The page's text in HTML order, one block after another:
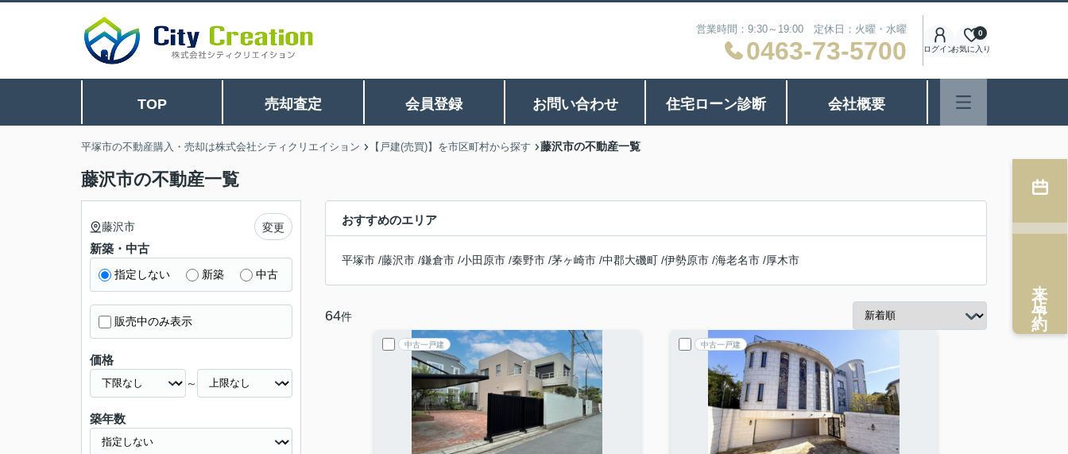
営業時間：9:30～19:00 定休日：火曜・水曜
0463-73-5700 ログインお気に入り
0
TOP 売却査定 会員登録 お問い合わせ 住宅ローン診断 会社概要
平塚市の不動産購入・売却は株式会社シティクリエイション 【戸建(売買)】を市区町村から探す 藤沢市の不動産一覧
藤沢市の不動産一覧
おすすめのエリア
平塚市 /藤沢市 /鎌倉市 /小田原市 /秦野市 /茅ヶ崎市 /中郡大磯町 /伊勢原市 /海老名市 /厚木市
64件
中古一戸建 中古一戸建
藤沢市 変更
新築・中古
指定しない 新築 中古
販売中のみ表示
価格
～
築年数
来店予約